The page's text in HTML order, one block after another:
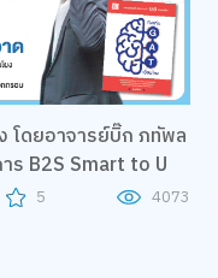
โดยอาจารย์บิ๊ก ภทัพล
ร B2S Smart to U
5 4073